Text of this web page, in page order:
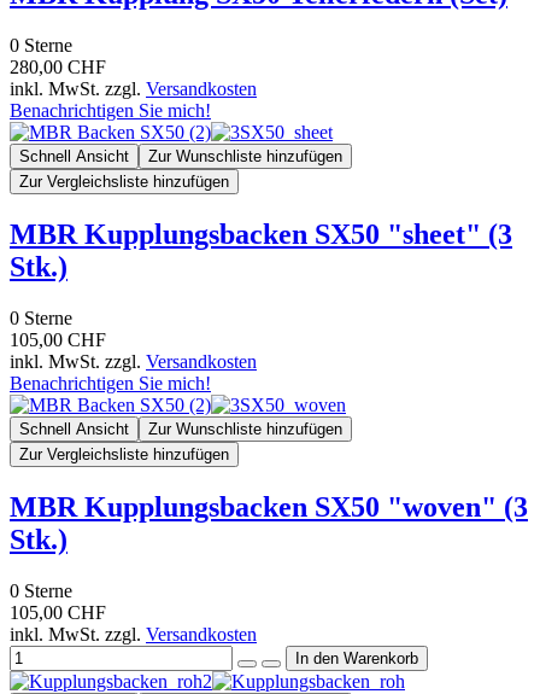
0 Sterne
280,00 CHF
inkl. MwSt. zzgl. Versandkosten
Benachrichtigen Sie mich!
Schnell Ansicht
Zur Wunschliste hinzufügen
Zur Vergleichsliste hinzufügen
MBR Kupplungsbacken SX50 "sheet" (3
Stk.)
0 Sterne
105,00 CHF
inkl. MwSt. zzgl. Versandkosten
Benachrichtigen Sie mich!
Schnell Ansicht
Zur Wunschliste hinzufügen
Zur Vergleichsliste hinzufügen
MBR Kupplungsbacken SX50 "woven" (3
Stk.)
0 Sterne
105,00 CHF
inkl. MwSt. zzgl. Versandkosten